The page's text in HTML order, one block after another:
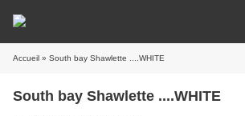
Accueil » South bay Shawlette ....WHITE
South bay Shawlette ....WHITE